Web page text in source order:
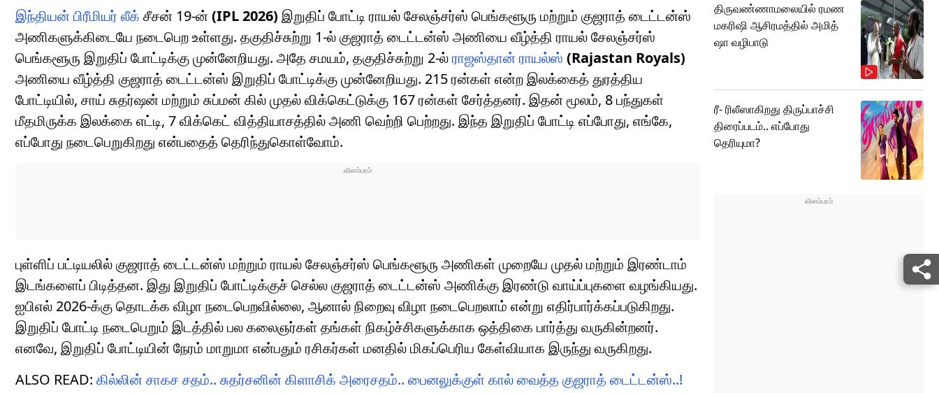
இந்தியன் பிரீமியர் லீக் சீசன் 19-ன்(IPL 2026) இறுதிப் போட்டி ராயல் சேலஞ்சர்ஸ் பெங்களூரு மற்றும் குஜராத் டைட்டன்ஸ்
அணிகளுக்கிடையே நடைபெற உள்ளது. தகுதிச்சுற்று 1-ல் குஜராத் டைட்டன்ஸ் அணியை வீழ்த்தி ராயல் சேலஞ்சர்ஸ்
பெங்களூரு இறுதிப் போட்டிக்கு முன்னேறியது. அதே சமயம், தகுதிச்சுற்று 2-ல்ராஜஸ்தான் ராயல்ஸ் (Rajastan Royals)
அணியை வீழ்த்தி குஜராத் டைட்டன்ஸ் இறுதிப் போட்டிக்கு முன்னேறியது. 215 ரன்கள் என்ற இலக்கைத் துரத்திய
போட்டியில், சாய் சுதர்ஷன் மற்றும் சுப்மன் கில் முதல் விக்கெட்டுக்கு 167 ரன்கள் சேர்த்தனர். இதன் மூலம், 8 பந்துகள்
மீதமிருக்க இலக்கை எட்டி, 7 விக்கெட் வித்தியாசத்தில் அணி வெற்றி பெற்றது. இந்த இறுதிப் போட்டி எப்போது, ​​எங்கே,
எப்போது நடைபெறுகிறது என்பதைத் தெரிந்துகொள்வோம்.
புள்ளிப் பட்டியலில் குஜராத் டைட்டன்ஸ் மற்றும் ராயல் சேலஞ்சர்ஸ் பெங்களூரு அணிகள் முறையே முதல் மற்றும் இரண்டாம்
இடங்களைப் பிடித்தன. இது இறுதிப் போட்டிக்குச் செல்ல குஜராத் டைட்டன்ஸ் அணிக்கு இரண்டு வாய்ப்புகளை வழங்கியது.
ஐபிஎல் 2026-க்கு தொடக்க விழா நடைபெறவில்லை, ஆனால் நிறைவு விழா நடைபெறலாம் என்று எதிர்பார்க்கப்படுகிறது.
இறுதிப் போட்டி நடைபெறும் இடத்தில் பல கலைஞர்கள் தங்கள் நிகழ்ச்சிகளுக்காக ஒத்திகை பார்த்து வருகின்றனர்.
எனவே, இறுதிப் போட்டியின் நேரம் மாறுமா என்பதும் ரசிகர்கள் மனதில் மிகப்பெரிய கேள்வியாக இருந்து வருகிறது.
ALSO READ: கில்லின் சாகச சதம்.. சுதர்சனின் கிளாசிக் அரைசதம்.. பைனலுக்குள் கால் வைத்த குஜராத் டைட்டன்ஸ்..!
திருவண்ணாமலையில் ரமண
மகரிஷி ஆசிரமத்தில் அமித்
ஷா வழிபாடு
ரீ- ரிலீஸாகிறது திருப்பாச்சி
திரைப்படம்.. எப்போது
தெரியுமா?